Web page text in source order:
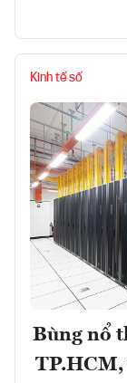
Kinh tế số
Bùng nổ
TP.HCM,